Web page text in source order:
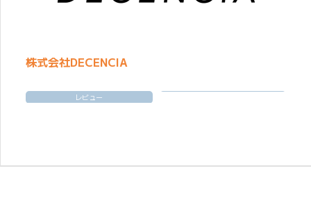
株式会社DECENCIA
レビュー